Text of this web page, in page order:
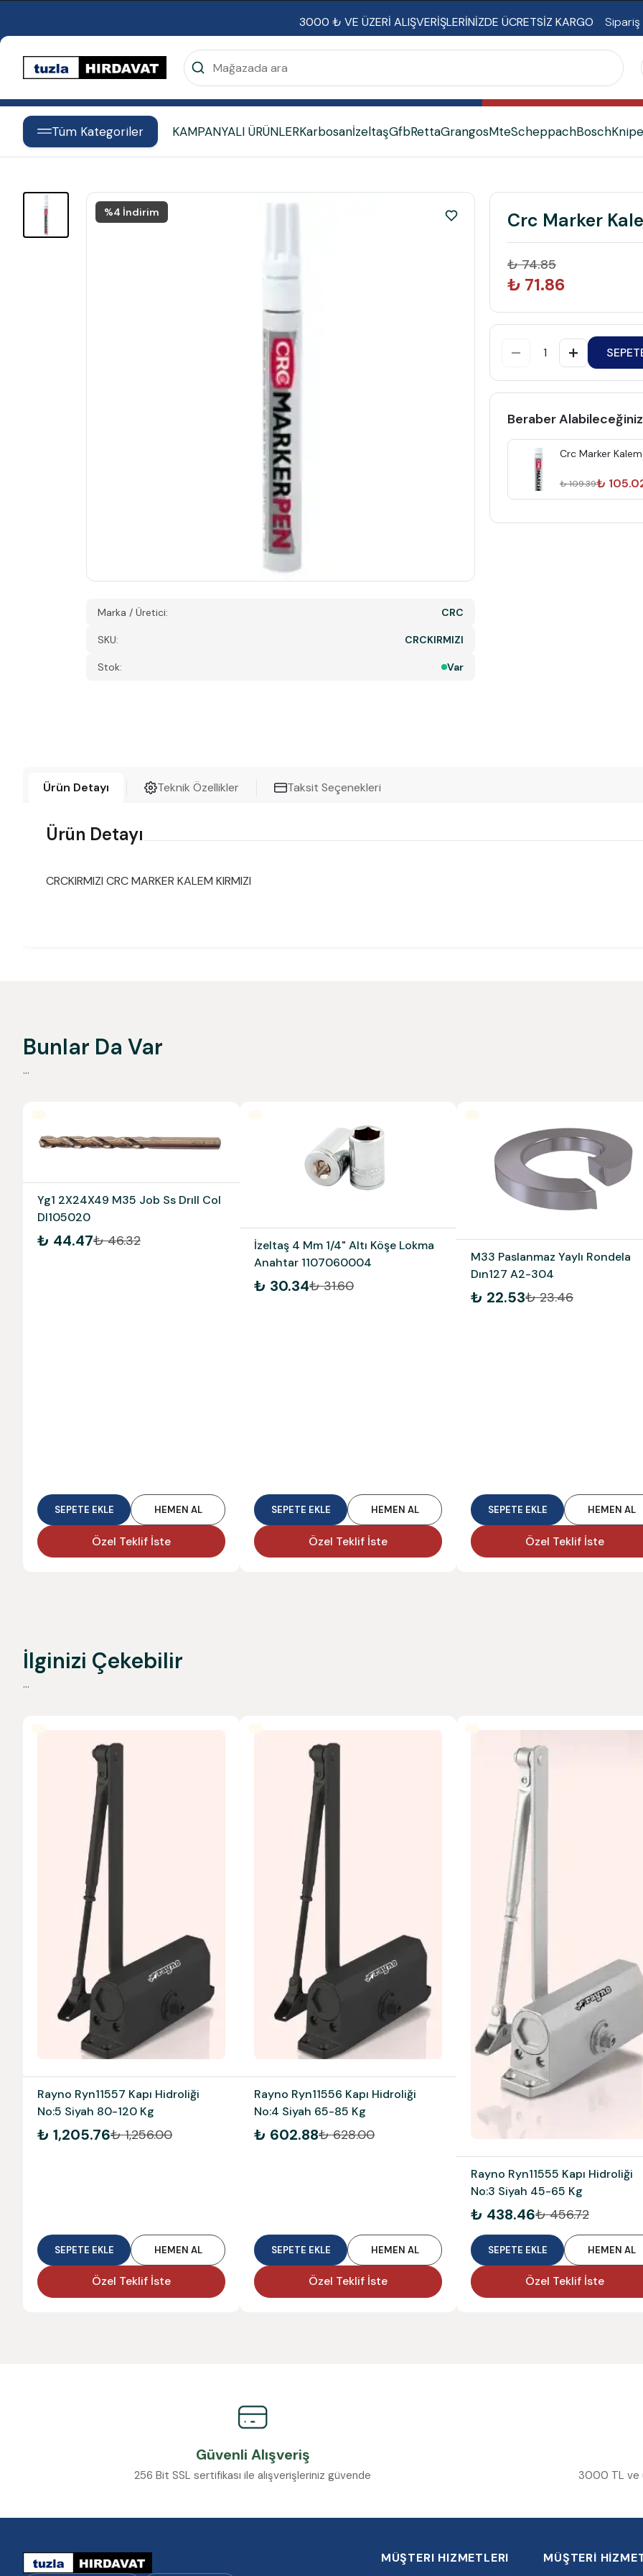
3000 ₺ VE ÜZERİ ALIŞVERİŞLERİNİZDE ÜCRETSİZ KARGO Sipariş
Tüm Kategoriler KAMPANYALI ÜRÜNLERKarbosanİzeltaşGfbRettaGrangosMteScheppachBosch
%4 İndirim
Marka / Üretici: CRC
SKU: CRCKIRMIZI
Stok: Var
Crc Marker
₺ 74.85
₺ 71.86
Beraber
Crc Marker
₺ 109.39₺
Ürün Detayı Teknik Özellikler Taksit Seçenekleri
Ürün Detayı
CRCKIRMIZI CRC MARKER KALEM KIRMIZI
Bunlar Da Var
...
Yg1 2X24X49 M35 Job Ss Drıll Col
Dl105020
₺ 44.47₺ 46.32
SEPETE EKLE HEMEN AL
Özel Teklif İste
İzeltaş 4 Mm 1/4" Altı Köşe Lokma
Anahtar 1107060004
₺ 30.34₺ 31.60
SEPETE EKLE HEMEN AL
Özel Teklif İste
M33 Paslanmaz Yaylı Rondela
Dın127 A2-304
₺ 22.53₺ 23.46
SEPETE EKLE HEMEN AL
Özel Teklif İste
İlginizi Çekebilir
...
Rayno Ryn11557 Kapı Hidroliği
No:5 Siyah 80-120 Kg
₺ 1,205.76₺ 1,256.00
SEPETE EKLE HEMEN AL
Özel Teklif İste
Rayno Ryn11556 Kapı Hidroliği
No:4 Siyah 65-85 Kg
₺ 602.88₺ 628.00
SEPETE EKLE HEMEN AL
Özel Teklif İste
Rayno Ryn11555 Kapı Hidroliği
No:3 Siyah 45-65 Kg
₺ 438.46₺ 456.72
SEPETE EKLE HEMEN AL
Özel Teklif İste
Güvenli Alışveriş
256 Bit SSL sertifikası ile alışverişleriniz güvende 3000 TL ve
MÜŞTERI HIZMETLERI MÜŞTERİ